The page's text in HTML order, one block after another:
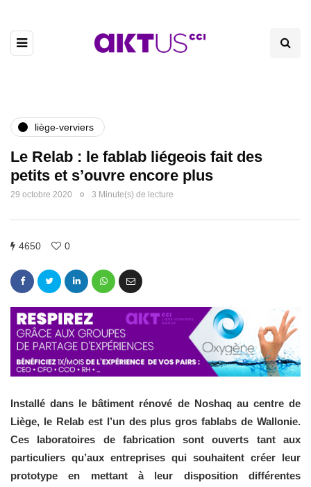
liège-verviers
Le Relab : le fablab liégeois fait des
petits et s’ouvre encore plus
29 octobre 2020 3 Minute(s) de lecture
4650 0
Installé dans le bâtiment rénové de Noshaq au centre de
Liège, le Relab est l’un des plus gros fablabs de Wallonie.
Ces laboratoires de fabrication sont ouverts tant aux
particuliers qu’aux entreprises qui souhaitent créer leur
prototype en mettant à leur disposition différentes